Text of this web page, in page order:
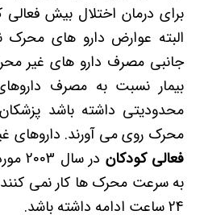
برای درمان اختلال بیش
البته عوارض دارو های محرک
جانبی مصرف دارو های غیر
بیمار نسبت به مصرف
محدودیتی داشته باشد
محرک روی می آورند. داروهای
فعالی کودکان
در
به سرعت محرک ها کار نمی کنند،
24 ساعت ادامه داشته باشد.